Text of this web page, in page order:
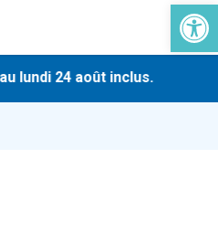
Ouvrir
24 août inclus.